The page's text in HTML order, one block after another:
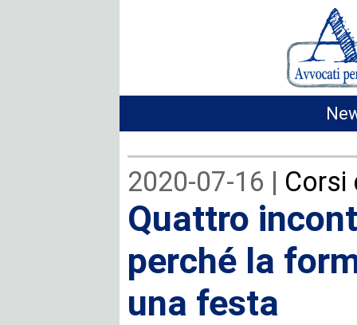
2020-07-16 | Corsi
Quattro
perché la
una festa